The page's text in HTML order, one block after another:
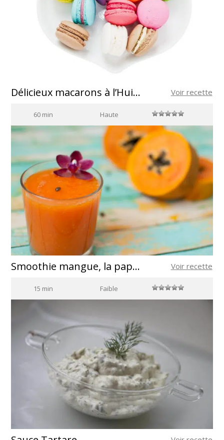
Délicieux macarons à l’Huile d’Olive Vierge Extra d’Espagne Voir recette
60 min Haute
Smoothie mangue, la papaye et la carotte Voir recette
15 min Faible